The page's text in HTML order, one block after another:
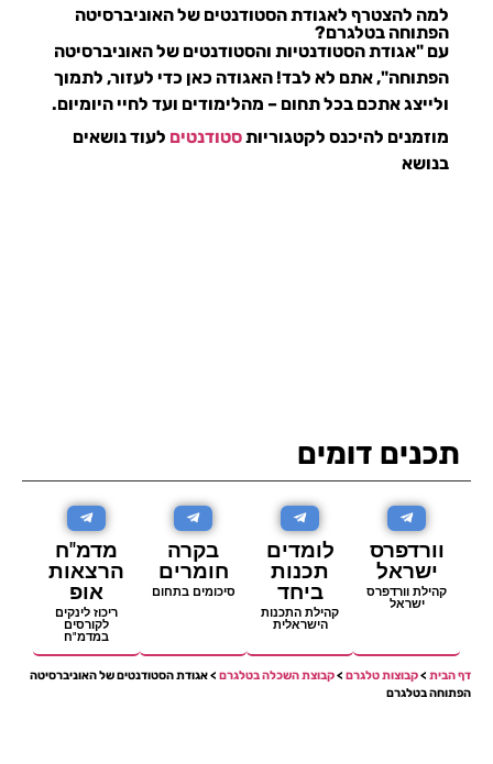
למה להצטרף לאגודת הסטודנטים של האוניברסיטה
הפתוחה בטלגרם?
עם"אגודת הסטודנטיות והסטודנטים של האוניברסיטה
הפתוחה", אתם לא לבד! האגודה כאן כדי לעזור, לתמוך
ולייצג אתכם בכל תחום – מהלימודים ועד לחיי היומיום.
מוזמנים להיכנס לקטגוריותסטודנטים לעוד נושאים
בנושא
תכנים דומים
וורדפרס
ישראל
קהילת וורדפרס
ישראל
לומדים
תכנות
ביחד
קהילת התכנות
הישראלית
בקרה
חומרים
סיכומים בתחום
מדמ"ח
הרצאות
אופ
ריכוז לינקים
לקורסים
במדמ"ח
דף הבית >קבוצות טלגרם >קבוצת השכלה בטלגרם > אגודת הסטודנטים של האוניברסיטה
הפתוחה בטלגרם